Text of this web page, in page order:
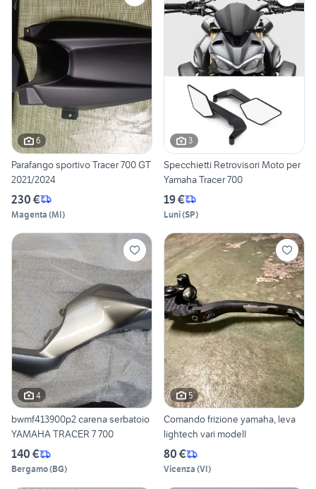
6
Parafango sportivo Tracer 700 GT
2021/2024
230 €
Magenta (MI)
3
Specchietti Retrovisori Moto per
Yamaha Tracer 700
19 €
Luni(SP)
4
bwmf413900p2 carena serbatoio
YAMAHA TRACER 7 700
140 €
Bergamo(BG)
5
Comando frizione yamaha, leva
lightech vari modell
80 €
Vicenza (VI)